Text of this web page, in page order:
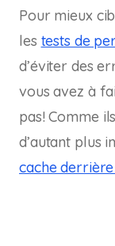
Pour mieux
les tests de
d’éviter des
vous avez à
pas! Comme
d’autant plus
cache